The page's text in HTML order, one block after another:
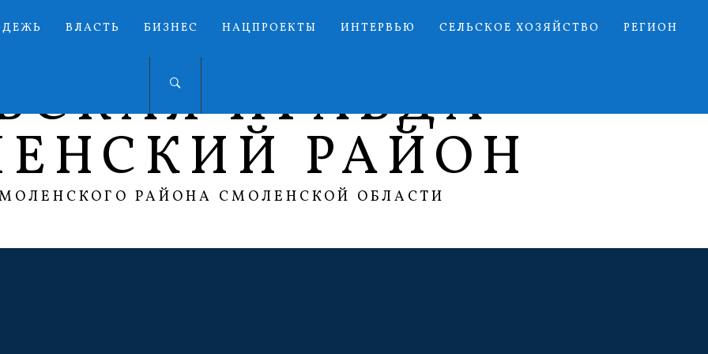
ВЛАСТЬ БИЗНЕС НАЦПРОЕКТЫ ИНТЕРВЬЮ СЕЛЬСКОЕ ХОЗЯЙСТВО РЕГИОН
ПРАВДА
РАЙОН
РАЙОНА СМОЛЕНСКОЙ ОБЛАСТИ